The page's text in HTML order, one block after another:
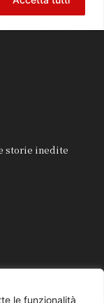
le funzionalità
storie inedite